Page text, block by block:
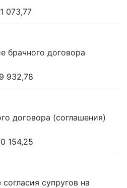
073,77
брачного договора
932,78
договора (соглашения)
154,25
супругов на